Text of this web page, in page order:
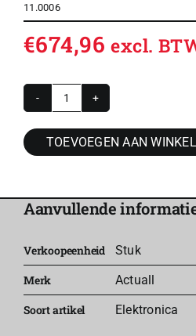
11.0006
€674,96 excl.
Loopwagen
dDL3
-
Doorlift
TOEVOEGEN AAN
Aanvullende
Verkoopeenheid
Stuk
Merk
Actuall
Soort artikel
Elektronica